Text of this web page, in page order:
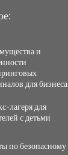
и
для бизнеса
лагеря для
с детьми
по безопасному